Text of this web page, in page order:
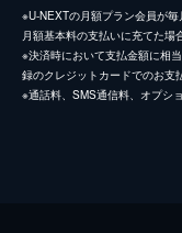
※U-NEXTの月額プラン会員が
月額基本料の支払いに充てた場合
※決済時において支払金額に相
録のクレジットカードでのお支
※通話料、SMS通信料、オプシ